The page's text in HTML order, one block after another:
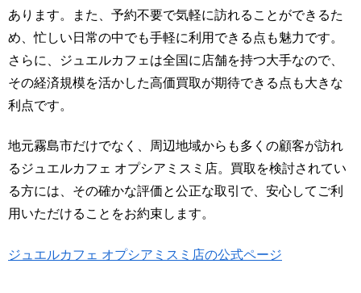
あります。また、予約不要で気軽に訪れることができるた
め、忙しい日常の中でも手軽に利用できる点も魅力です。
さらに、ジュエルカフェは全国に店舗を持つ大手なので、
その経済規模を活かした高価買取が期待できる点も大きな
利点です。
地元霧島市だけでなく、周辺地域からも多くの顧客が訪れ
るジュエルカフェ オプシアミスミ店。買取を検討されてい
る方には、その確かな評価と公正な取引で、安心してご利
用いただけることをお約束します。
ジュエルカフェ オプシアミスミ店の公式ページ